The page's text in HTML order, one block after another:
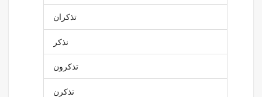
تذكران
نذكر
تذكرون
تذكرن